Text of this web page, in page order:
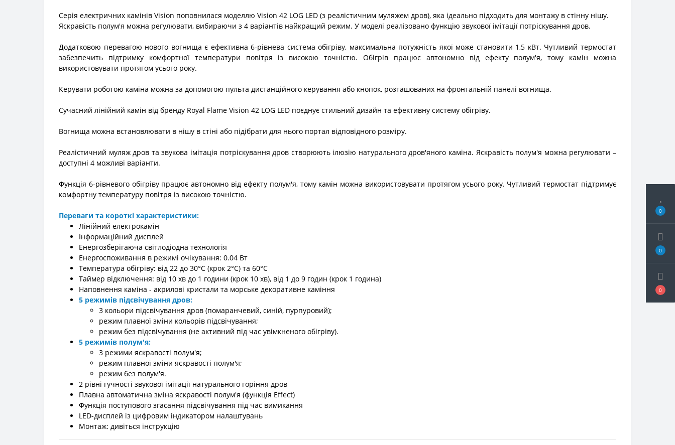
0
0
0
Серія електричних камінів Vision поповнилася моделлю Vision 42 LOG LED (з реалістичним муляжем дров), яка ідеально підходить для монтажу в стінну нішу.
Яскравість полум'я можна регулювати, вибираючи з 4 варіантів найкращий режим. У моделі реалізовано функцію звукової імітації потріскування дров.
Додатковою перевагою нового вогнища є ефективна 6-рівнева система обігріву, максимальна потужність якої може становити 1,5 кВт. Чутливий термостат
забезпечить підтримку комфортної температури повітря із високою точністю. Обігрів працює автономно від ефекту полум'я, тому камін можна
використовувати протягом усього року.
Керувати роботою каміна можна за допомогою пульта дистанційного керування або кнопок, розташованих на фронтальній панелі вогнища.
Сучасний лінійний камін від бренду Royal Flame Vision 42 LOG LED поєднує стильний дизайн та ефективну систему обігріву.
Вогнища можна встановлювати в нішу в стіні або підібрати для нього портал відповідного розміру.
Реалістичний муляж дров та звукова імітація потріскування дров створюють ілюзію натурального дров'яного каміна. Яскравість полум'я можна регулювати –
доступні 4 можливі варіанти.
Функція 6-рівневого обігріву працює автономно від ефекту полум'я, тому камін можна використовувати протягом усього року. Чутливий термостат підтримує
комфортну температуру повітря із високою точністю.
Переваги та короткі характеристики:
Лінійний електрокамін
Інформаційний дисплей
Енергозберігаюча світлодіодна технологія
Енергоспоживання в режимі очікування: 0.04 Вт
Температура обігріву: від 22 до 30°C (крок 2°C) та 60°C
Таймер відключення: від 10 хв до 1 години (крок 10 хв), від 1 до 9 годин (крок 1 година)
Наповнення каміна - акрилові кристали та морське декоративне каміння
5 режимів підсвічування дров:
3 кольори підсвічування дров (помаранчевий, синій, пурпуровий);
режим плавної зміни кольорів підсвічування;
режим без підсвічування (не активний під час увімкненого обігріву).
5 режимів полум'я:
3 режими яскравості полум'я;
режим плавної зміни яскравості полум'я;
режим без полум'я.
2 рівні гучності звукової імітації натурального горіння дров
Плавна автоматична зміна яскравості полум'я (функція Effect)
Функція поступового згасання підсвічування під час вимикання
LED-дисплей із цифровим індикатором налаштувань
Монтаж: дивіться інструкцію